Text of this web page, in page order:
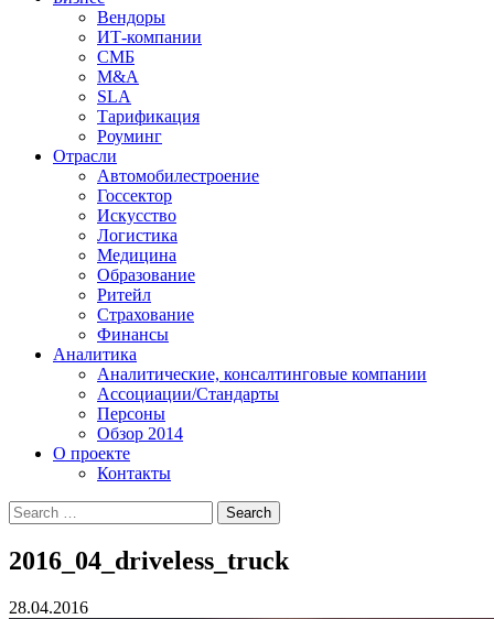
Вендоры
ИТ-компании
СМБ
M&A
SLA
Тарификация
Роуминг
Отрасли
Автомобилестроение
Госсектор
Искусство
Логистика
Медицина
Образование
Ритейл
Страхование
Финансы
Аналитика
Аналитические, консалтинговые компании
Ассоциации/Стандарты
Персоны
Обзор 2014
О проекте
Контакты
2016_04_driveless_truck
28.04.2016